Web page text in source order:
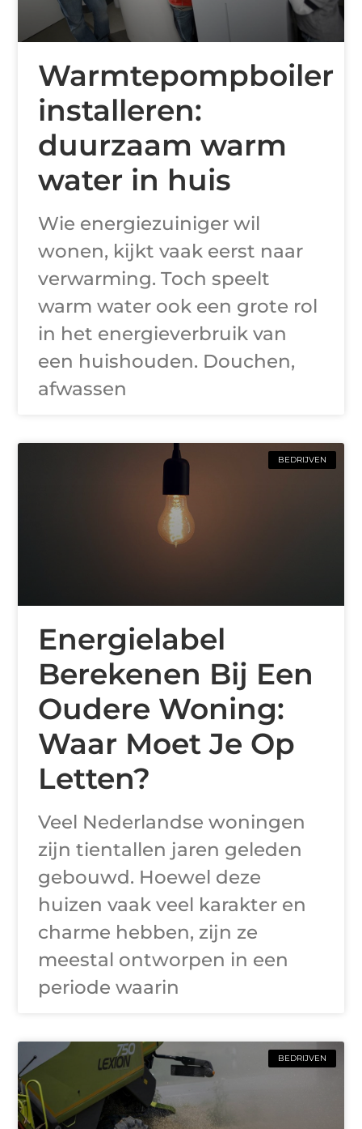
Warmtepompboiler
installeren:
duurzaam warm
water in huis
Wie energiezuiniger wil
wonen, kijkt vaak eerst naar
verwarming. Toch speelt
warm water ook een grote rol
in het energieverbruik van
een huishouden. Douchen,
afwassen
BEDRIJVEN
Energielabel
Berekenen Bij Een
Oudere Woning:
Waar Moet Je Op
Letten?
Veel Nederlandse woningen
zijn tientallen jaren geleden
gebouwd. Hoewel deze
huizen vaak veel karakter en
charme hebben, zijn ze
meestal ontworpen in een
periode waarin
BEDRIJVEN